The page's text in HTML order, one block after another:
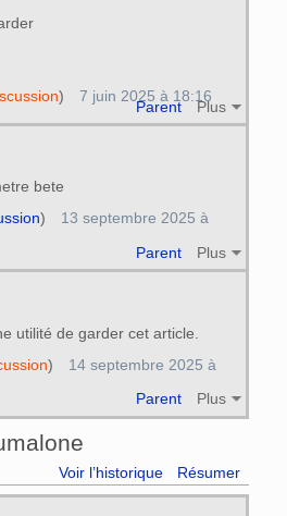
Parent Plus
) 7 juin 2025 à 18:16
bete
Parent Plus
)
13 septembre 2025 à
utilité de garder cet article.
Parent Plus
)
14 septembre 2025 à
Voir l’historique Résumer